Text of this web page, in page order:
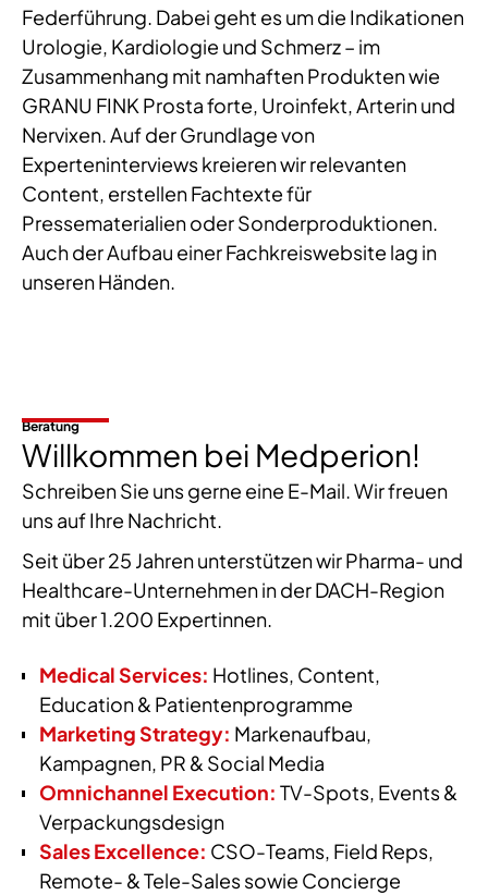
Federführung. Dabei geht es um die Indikationen
Urologie, Kardiologie und Schmerz – im
Zusammenhang mit namhaften Produkten wie
GRANU FINK Prosta forte, Uroinfekt, Arterin und
Nervixen. Auf der Grundlage von
Experteninterviews kreieren wir relevanten
Content, erstellen Fachtexte für
Pressematerialien oder Sonderproduktionen.
Auch der Aufbau einer Fachkreiswebsite lag in
unseren Händen.
Beratung
Willkommen bei Medperion!
Schreiben Sie uns gerne eine E-Mail. Wir freuen
uns auf Ihre Nachricht.
Seit über 25 Jahren unterstützen wir Pharma- und
Healthcare-Unternehmen in der DACH-Region
mit über 1.200 Expertinnen.
Medical Services: Hotlines, Content,
Education & Patientenprogramme
Marketing Strategy: Markenaufbau,
Kampagnen, PR & Social Media
Omnichannel Execution: TV-Spots, Events &
Verpackungsdesign
Sales Excellence: CSO-Teams, Field Reps,
Remote- & Tele-Sales sowie Concierge